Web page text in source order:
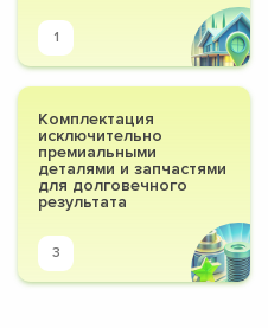
1
Комплектация
исключительно
премиальными
деталями и запчастями
для долговечного
результата
3